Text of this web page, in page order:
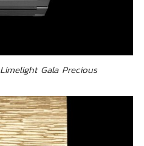
Limelight Gala Precious